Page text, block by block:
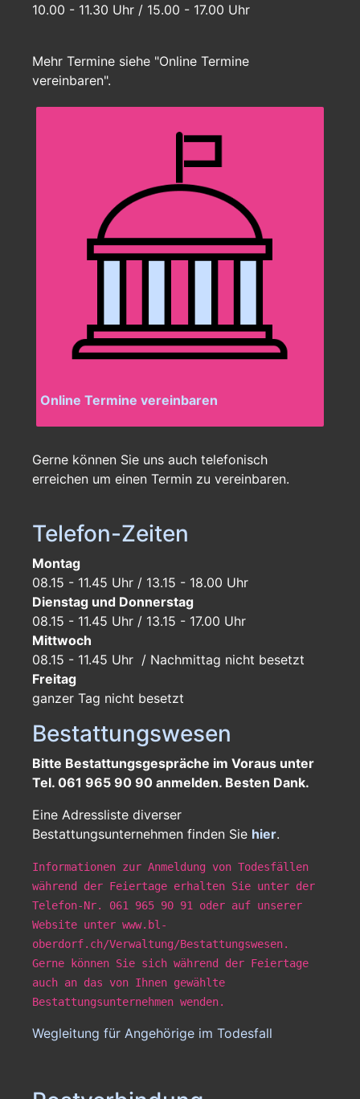
10.00 - 11.30 Uhr / 15.00 - 17.00 Uhr
Mehr Termine siehe "Online Termine
vereinbaren".
Online Termine vereinbaren
Gerne können Sie uns auch telefonisch
erreichen um einen Termin zu vereinbaren.
Telefon-Zeiten
Montag
08.15 - 11.45 Uhr / 13.15 - 18.00 Uhr
Dienstag und Donnerstag
08.15 - 11.45 Uhr / 13.15 - 17.00 Uhr
Mittwoch
08.15 - 11.45 Uhr / Nachmittag nicht besetzt
Freitag
ganzer Tag nicht besetzt
Bestattungswesen
Bitte Bestattungsgespräche im Voraus unter
Tel. 061 965 90 90 anmelden. Besten Dank.
Eine Adressliste diverser
Bestattungsunternehmen finden Sie hier.
Informationen zur Anmeldung von Todesfällen
während der Feiertage erhalten Sie unter der
Telefon-Nr. 061 965 90 91 oder auf unserer
Website unter www.bl-
oberdorf.ch/Verwaltung/Bestattungswesen.
Gerne können Sie sich während der Feiertage
auch an das von Ihnen gewählte
Bestattungsunternehmen wenden.
Wegleitung für Angehörige im Todesfall